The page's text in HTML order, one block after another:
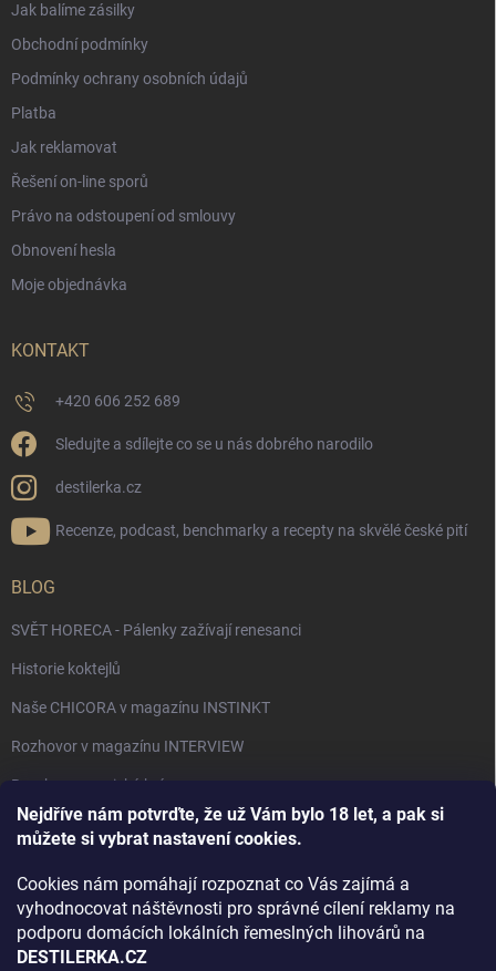
Nejdříve nám potvrďte, že už Vám bylo 18 let, a pak si
můžete si vybrat nastavení cookies.
Cookies nám pomáhají rozpoznat co Vás zajímá a
vyhodnocovat náštěvnosti pro správné cílení reklamy na
podporu domácích lokálních řemeslných lihovárů na
DESTILERKA.CZ
Jak balíme zásilky
Obchodní podmínky
Podmínky ochrany osobních údajů
Platba
Jak reklamovat
Řešení on-line sporů
Právo na odstoupení od smlouvy
Obnovení hesla
Moje objednávka
KONTAKT
+420 606 252 689
Sledujte a sdílejte co se u nás dobrého narodilo
destilerka.cz
Recenze, podcast, benchmarky a recepty na skvělé české pití
BLOG
SVĚT HORECA - Pálenky zažívají renesanci
Historie koktejlů
Naše CHICORA v magazínu INSTINKT
Rozhovor v magazínu INTERVIEW
Bourbon, americká krása.
Napsali v TÝDNU o naší práci
Rozhovor s DESTILERKA.CZ v magazínu DRINKING-CAT
Jak vybrat dárek na Vánoce